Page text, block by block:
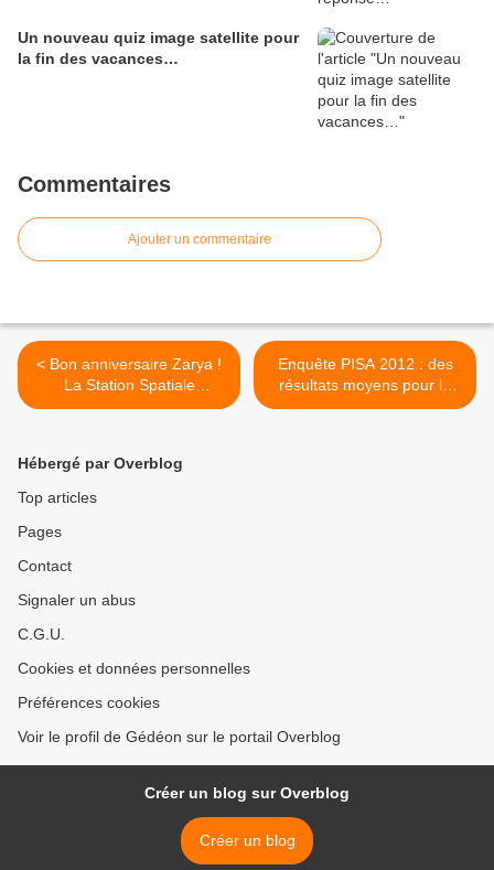
Un nouveau quiz image satellite pour
la fin des vacances…
Commentaires
Ajouter un commentaire
< Bon anniversaire Zarya !
La Station Spatiale
Internationale a 15 ans
Enquête PISA 2012 : des
résultats moyens pour la
France et des écarts qui se
Hébergé par Overblog
Top articles
Pages
Contact
Signaler un abus
C.G.U.
Cookies et données personnelles
Préférences cookies
Voir le profil de Gédéon sur le portail Overblog
Créer un blog sur Overblog
Créer un blog